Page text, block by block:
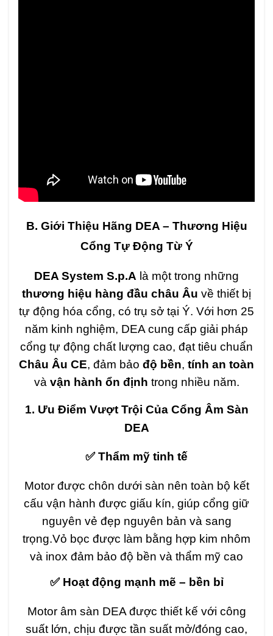
B. Giới Thiệu Hãng DEA – Thương Hiệu
Cổng Tự Động Từ Ý
DEA System S.p.A là một trong những
thương hiệu hàng đầu châu Âu về thiết bị
tự động hóa cổng, có trụ sở tại Ý. Với hơn 25
năm kinh nghiệm, DEA cung cấp giải pháp
cổng tự động chất lượng cao, đạt tiêu chuẩn
Châu Âu CE, đảm bảo độ bền, tính an toàn
và vận hành ổn định trong nhiều năm.
1. Ưu Điểm Vượt Trội Của Cổng Âm Sàn
DEA
✅ Thẩm mỹ tinh tế
Motor được chôn dưới sàn nên toàn bộ kết
cấu vận hành được giấu kín, giúp cổng giữ
nguyên vẻ đẹp nguyên bản và sang
trọng.Vỏ bọc được làm bằng hợp kim nhôm
và inox đảm bảo độ bền và thẩm mỹ cao
✅ Hoạt động mạnh mẽ – bền bỉ
Motor âm sàn DEA được thiết kế với công
suất lớn, chịu được tần suất mở/đóng cao,